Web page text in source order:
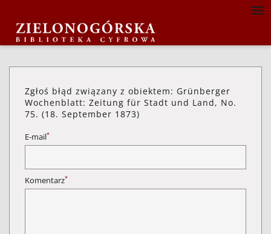
Zgłoś błąd związany z obiektem: Grünberger
Wochenblatt: Zeitung für Stadt und Land, No.
75. (18. September 1873)
E-mail*
Komentarz*